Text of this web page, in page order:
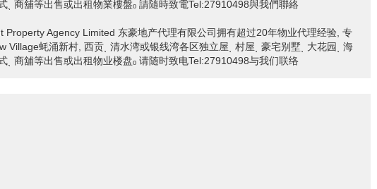
ˎ 商舖等出售或出租物業樓盤ₒ 請隨時致電Tel:27910498與我們聯絡
Property Agency Limited 东豪地产代理有限公司拥有超过20年物业代理经验, 专
Village蚝涌新村, 西贡ˎ 清水湾或银线湾各区独立屋ˎ 村屋ˎ 豪宅别墅ˎ 大花园ˎ 海
ˎ 商舖等出售或出租物业楼盘ₒ 请随时致电Tel:27910498与我们联络